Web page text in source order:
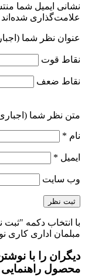
نشانی ایمیل شما
علامت‌گذاری شده‌اند
عنوان نظر شما
نقاط قوت
نقاط ضعف
متن نظر شما
نام *
ایمیل *
وب‌ سایت
با انتخاب دکمه
مبلمان اداری کاری
دیگران را با
محصول راهنمایی